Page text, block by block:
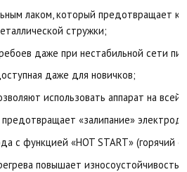
лаком, который предотвращает
стружки;
даже при нестабильной сети
даже для новичков;
использовать аппарат на
«залипание»
с функцией «HOT START» (горячий
повышает износоустойчивость;